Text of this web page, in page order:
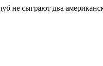
не сыграют два